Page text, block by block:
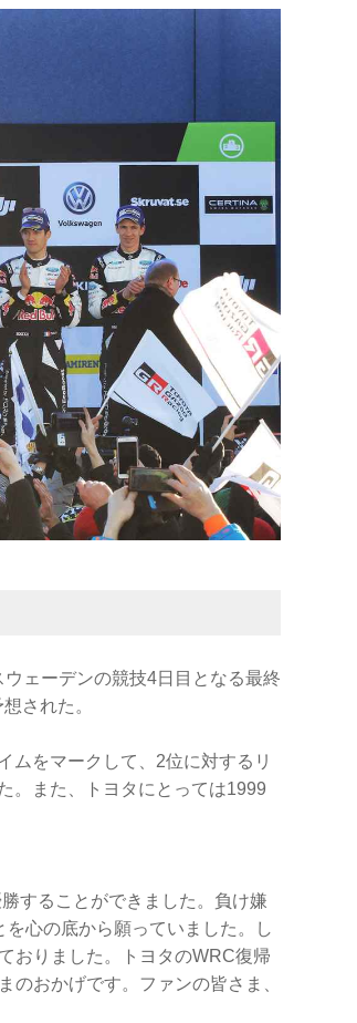
ェーデンの競技4日目となる最終
された。
ムをマークして、2位に対するリ
。また、トヨタにとっては1999
することができました。負け嫌
心の底から願っていました。し
おりました。トヨタのWRC復帰
のおかげです。ファンの皆さま、